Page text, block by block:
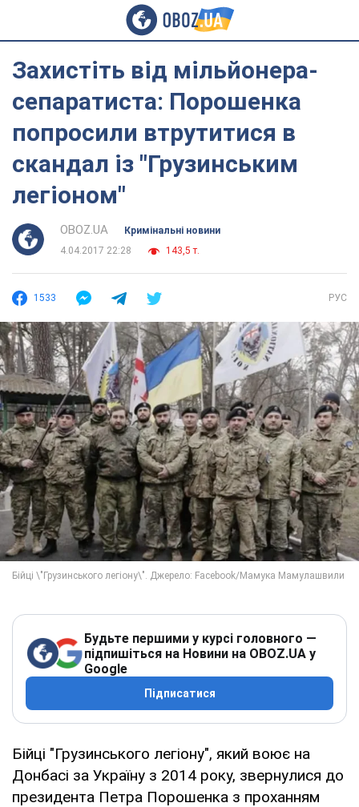
Захистіть від мільйонера-
сепаратиста: Порошенка
попросили втрутитися в
скандал із "Грузинським
легіоном"
OBOZ.UA
Кримінальні новини
4.04.2017 22:28
143,5 т.
1533 РУС
Будьте першими у курсі головного —
підпишіться на Новини на OBOZ.UA у
Google
Підписатися
Бійці "Грузинського легіону", який воює на
Донбасі за Україну з 2014 року, звернулися до
президента Петра Порошенка з проханням